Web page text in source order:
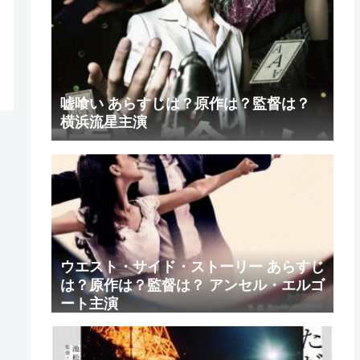
嘘喰い あらすじは？原作は？監督は？
横浜流星主演
ウエスト・サイド・ストーリー あらすじ
は？原作は？監督は？ アンセル・エルゴ
ート主演